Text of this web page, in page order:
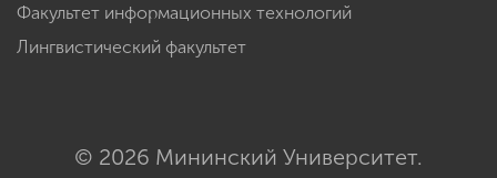
Факультет информационных технологий
Лингвистический факультет
© 2026 Мининский Университет.